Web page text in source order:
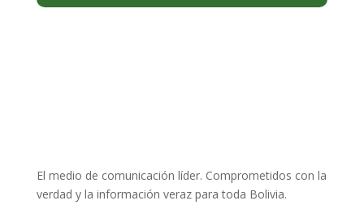
El medio de comunicación líder. Comprometidos con la
verdad y la información veraz para toda Bolivia.